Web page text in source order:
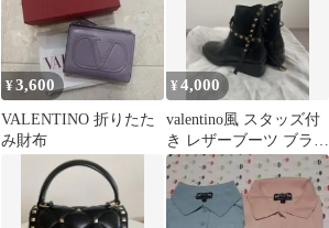
¥3,600
VALENTINO 折りたた
み財布
¥4,000
valentino風 スタッズ付
き レザーブーツ ブラッ
ク